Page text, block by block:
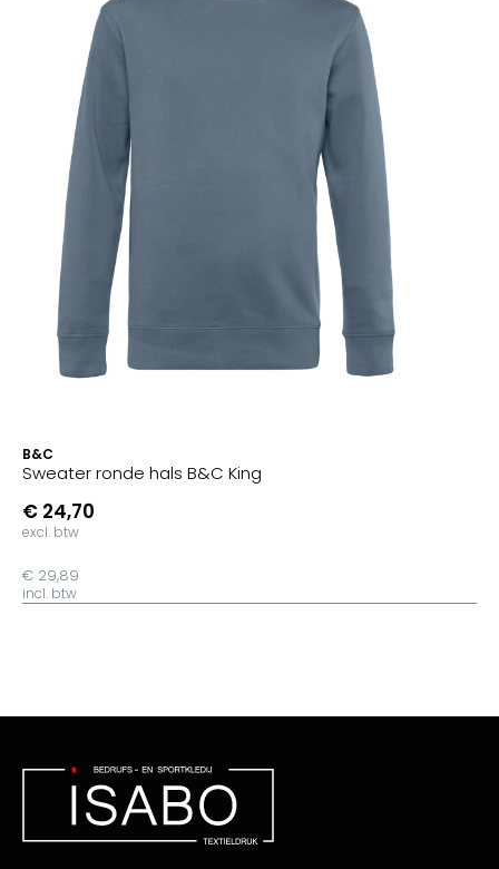
B&C
Sweater ronde hals B&C King
€ 24,70
excl. btw
€ 29,89
incl. btw